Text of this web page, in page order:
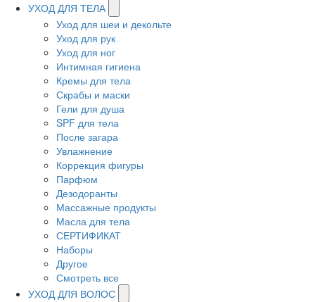
УХОД ДЛЯ ТЕЛА
Уход для шеи и декольте
Уход для рук
Уход для ног
Интимная гигиена
Кремы для тела
Скрабы и маски
Гели для душа
SPF для тела
После загара
Увлажнение
Коррекция фигуры
Парфюм
Дезодоранты
Массажные продукты
Масла для тела
СЕРТИФИКАТ
Наборы
Другое
Смотреть все
УХОД ДЛЯ ВОЛОС